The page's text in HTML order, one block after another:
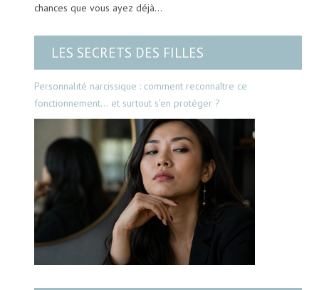
chances que vous ayez déjà…
LES SECRETS DES FILLES
Personnalité narcissique : comment reconnaître ce
fonctionnement… et surtout s’en protéger ?